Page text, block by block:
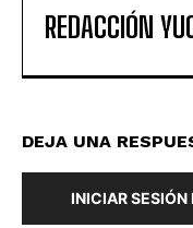
REDACCIÓN
DEJA UNA
INICIAR SESIÓN